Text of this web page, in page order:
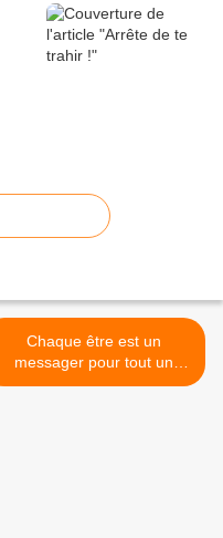
Chaque être est un
messager pour tout un
chacun... >